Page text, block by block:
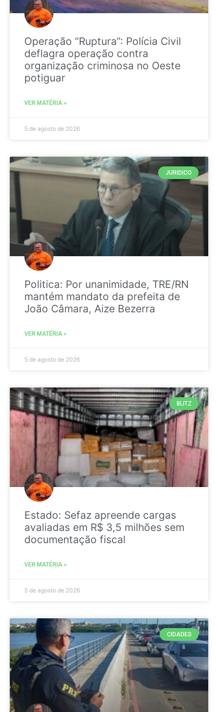
Operação “Ruptura”: Polícia Civil
deflagra operação contra
organização criminosa no Oeste
potiguar
VER MATÉRIA »
5 de agosto de 2026
JURIDICO
Politica: Por unanimidade, TRE/RN
mantém mandato da prefeita de
João Câmara, Aize Bezerra
VER MATÉRIA »
5 de agosto de 2026
BLITZ
Estado: Sefaz apreende cargas
avaliadas em R$ 3,5 milhões sem
documentação fiscal
VER MATÉRIA »
5 de agosto de 2026
CIDADES